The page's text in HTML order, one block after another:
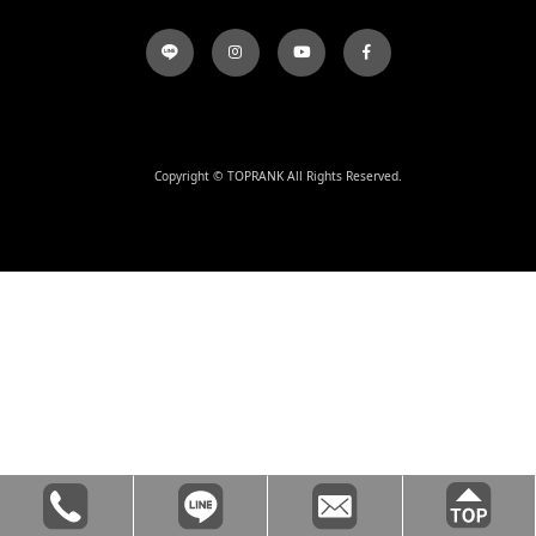
Copyright © TOPRANK All Rights Reserved.